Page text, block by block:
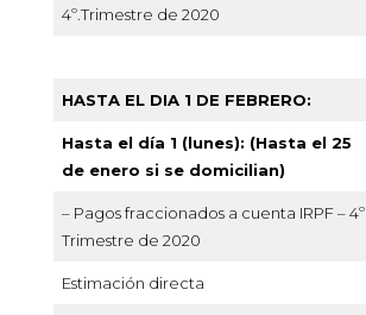
4º.Trimestre de 2020
HASTA EL DIA 1 DE FEBRERO:
Hasta el día 1 (lunes): (Hasta el 25
de enero si se domicilian)
– Pagos fraccionados a cuenta IRPF – 4º
Trimestre de 2020
Estimación directa